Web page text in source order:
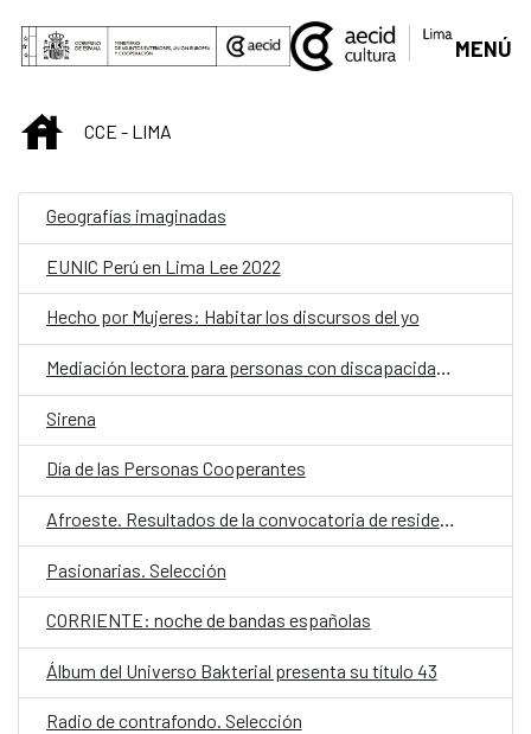
Saltar al contenido principal
MENÚ
INICIOCCE - LIMA
Geografías imaginadas
EUNIC Perú en Lima Lee 2022
Hecho por Mujeres: Habitar los discursos del yo
Mediación lectora para personas con discapacidad cognitiva
Sirena
Día de las Personas Cooperantes
Afroeste. Resultados de la convocatoria de residencias
Pasionarias. Selección
CORRIENTE: noche de bandas españolas
Álbum del Universo Bakterial presenta su título 43
Radio de contrafondo. Selección